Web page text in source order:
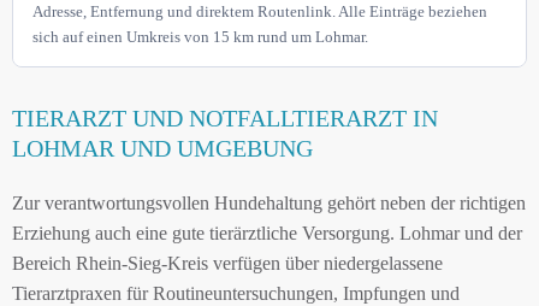
Adresse, Entfernung und direktem Routenlink. Alle Einträge beziehen
sich auf einen Umkreis von 15 km rund um Lohmar.
TIERARZT UND NOTFALLTIERARZT IN
LOHMAR UND UMGEBUNG
Zur verantwortungsvollen Hundehaltung gehört neben der richtigen
Erziehung auch eine gute tierärztliche Versorgung. Lohmar und der
Bereich Rhein-Sieg-Kreis verfügen über niedergelassene
Tierarztpraxen für Routineuntersuchungen, Impfungen und